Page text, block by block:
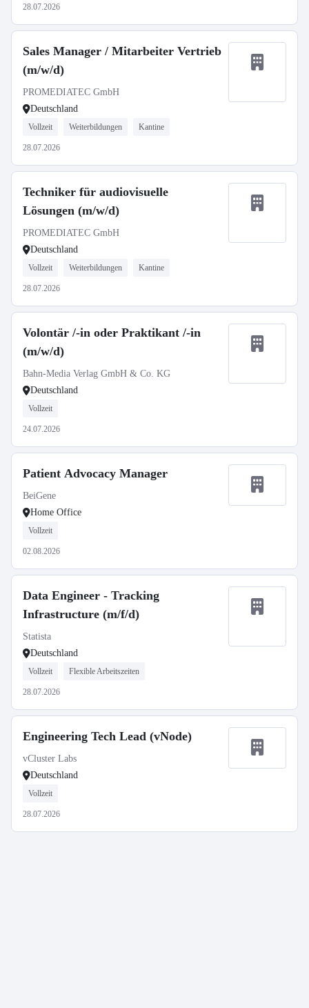
28.07.2026
Sales Manager / Mitarbeiter Vertrieb
(m/w/d)
PROMEDIATEC GmbH
Deutschland
Vollzeit Weiterbildungen Kantine
28.07.2026
Techniker für audiovisuelle
Lösungen (m/w/d)
PROMEDIATEC GmbH
Deutschland
Vollzeit Weiterbildungen Kantine
28.07.2026
Volontär /-in oder Praktikant /-in
(m/w/d)
Bahn-Media Verlag GmbH & Co. KG
Deutschland
Vollzeit
24.07.2026
Patient Advocacy Manager
BeiGene
Home Office
Vollzeit
02.08.2026
Data Engineer - Tracking
Infrastructure (m/f/d)
Statista
Deutschland
Vollzeit Flexible Arbeitszeiten
28.07.2026
Engineering Tech Lead (vNode)
vCluster Labs
Deutschland
Vollzeit
28.07.2026